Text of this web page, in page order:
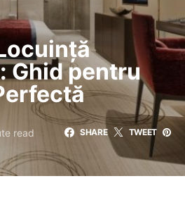
Ghid pentru
read SHARE TWEET